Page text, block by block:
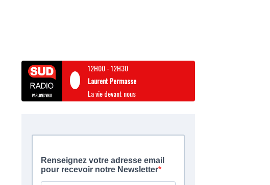
12H00-12H30
Laurent Permasse
La vie devant nous